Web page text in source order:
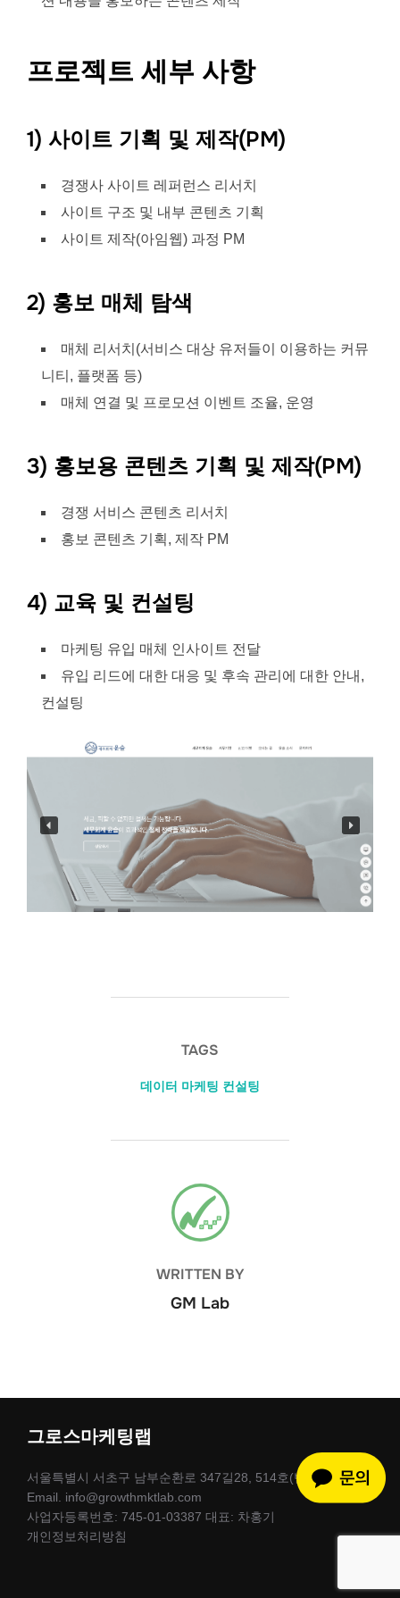
프로젝트 세부 사항
1) 사이트 기획 및 제작(PM)
경쟁사 사이트 레퍼런스 리서치
사이트 구조 및 내부 콘텐츠 기획
사이트 제작(아임웹) 과정 PM
2) 홍보 매체 탐색
매체 리서치(서비스 대상 유저들이 이용하는 커뮤
니티, 플랫폼 등)
매체 연결 및 프로모션 이벤트 조율, 운영
3) 홍보용 콘텐츠 기획 및 제작(PM)
경쟁 서비스 콘텐츠 리서치
홍보 콘텐츠 기획, 제작 PM
4) 교육 및 컨설팅
마케팅 유입 매체 인사이트 전달
유입 리드에 대한 대응 및 후속 관리에 대한 안내,
컨설팅
TAGS
데이터 마케팅 컨설팅
POST AUTHOR
WRITTEN BY
GM Lab
그로스마케팅랩
서울특별시 서초구 남부순환로 347길28, 514호(반도빌딩)
Email. info@growthmktlab.com
사업자등록번호: 745-01-03387 대표: 차홍기
개인정보처리방침